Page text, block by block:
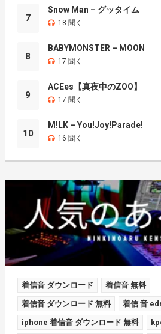
7
Snow Man – グッタイム
18 聞く
8
BABYMONSTER – MOON
17 聞く
9
ACEes【真夜中のZOO】
17 聞く
10
M!LK – You!Joy!Parade!
16 聞く
着信音 ダウンロード 着信音 無料
着信音 ダウンロード 無料 着信 音
iphone 着信音 ダウンロード 無料